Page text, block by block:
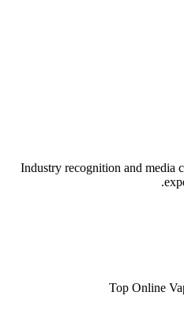
Industry recognition and media
Top Online